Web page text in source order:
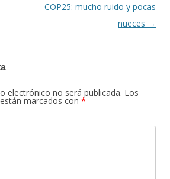
COP25: mucho ruido y pocas
nueces →
electrónico no será publicada. Los
marcados con *